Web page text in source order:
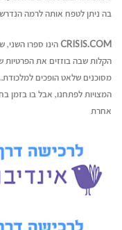
בה ניתן לטפח אותה לרמה
CRISIS.COM הינו ספרו
הקלות שבה בוזזים את הפרטיות
מסוכנים שלאט הופכים
המצויות לפתחנו, אבל בו בזמן
אחרת